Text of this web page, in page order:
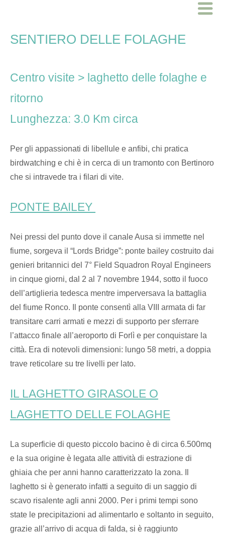
SENTIERO DELLE FOLAGHE
Centro visite > laghetto delle folaghe e
ritorno
Lunghezza: 3.0 Km circa
Per gli appassionati di libellule e anfibi, chi pratica
birdwatching e chi è in cerca di un tramonto con Bertinoro
che si intravede tra i filari di vite.
PONTE BAILEY
Nei pressi del punto dove il canale Ausa si immette nel
fiume, sorgeva il “Lords Bridge”: ponte bailey costruito dai
genieri britannici del 7° Field Squadron Royal Engineers
in cinque giorni, dal 2 al 7 novembre 1944, sotto il fuoco
dell’artiglieria tedesca mentre imperversava la battaglia
del fiume Ronco. Il ponte consentì alla VIII armata di far
transitare carri armati e mezzi di supporto per sferrare
l’attacco finale all’aeroporto di Forlì e per conquistare la
città. Era di notevoli dimensioni: lungo 58 metri, a doppia
trave reticolare su tre livelli per lato.
IL LAGHETTO GIRASOLE O
LAGHETTO DELLE FOLAGHE
La superficie di questo piccolo bacino è di circa 6.500mq
e la sua origine è legata alle attività di estrazione di
ghiaia che per anni hanno caratterizzato la zona. Il
laghetto si è generato infatti a seguito di un saggio di
scavo risalente agli anni 2000. Per i primi tempi sono
state le precipitazioni ad alimentarlo e soltanto in seguito,
grazie all’arrivo di acqua di falda, si è raggiunto